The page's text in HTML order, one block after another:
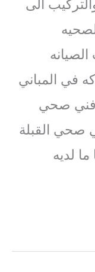
الى
في المباني
فني صحي
صحي القبلة
لديه